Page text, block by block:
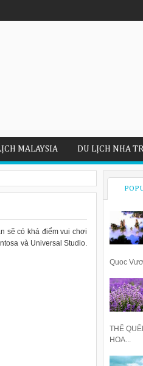
MALAYSIA DU LỊCH NHA
sẽ có khá điểm vui chơi
và Universal Studio.
Quoc
THỂ
HOA...